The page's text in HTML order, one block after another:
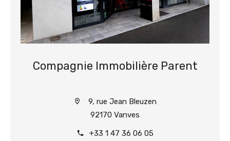
Compagnie Immobilière Parent
9, rue Jean Bleuzen
92170 Vanves
+33 1 47 36 06 05